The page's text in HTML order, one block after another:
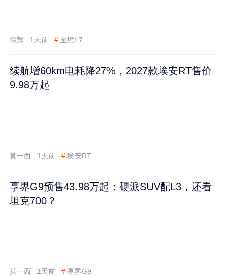
徐辉 1天前 # 至境L7
续航增60km电耗降27%，2027款埃安RT售价
9.98万起
莫一西 1天前 # 埃安RT
享界G9预售43.98万起：硬派SUV配L3，还看
坦克700？
莫一西 1天前 # 享界G9